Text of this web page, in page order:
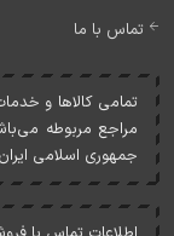
تماس با ما
تمامی کالاها و
مراجع مربوطه
جمهوری اسلامی